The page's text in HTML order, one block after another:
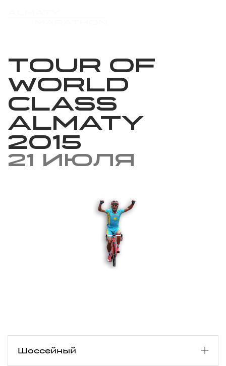
Tour of
World
Class
Almaty
2015
21 июля